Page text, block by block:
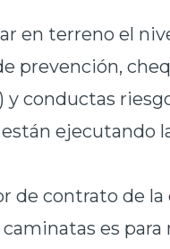
en terreno el
prevención,
conductas
ejecutando
de contrato de
es